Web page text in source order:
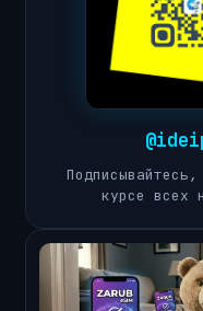
курсе всех